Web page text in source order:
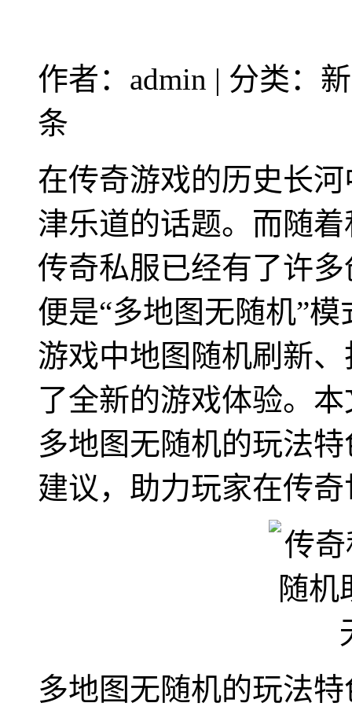
作者：admin | 分类：
条
在传奇游戏的历史长
津乐道的话题。而随
传奇私服已经有了许
便是“多地图无随机”
游戏中地图随机刷新
了全新的游戏体验。
多地图无随机的玩法
建议，助力玩家在传
多地图无随机的玩法特